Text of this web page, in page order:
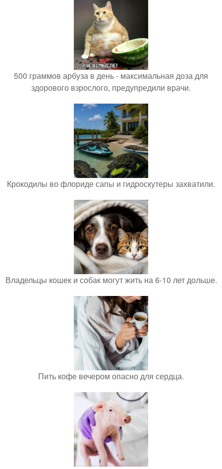
500 граммов арбуза в день - максимальная доза для
здорового взрослого, предупредили врачи.
Крокодилы во флориде сапы и гидроскутеры захватили.
Владельцы кошек и собак могут жить на 6-10 лет дольше.
Пить кофе вечером опасно для сердца.